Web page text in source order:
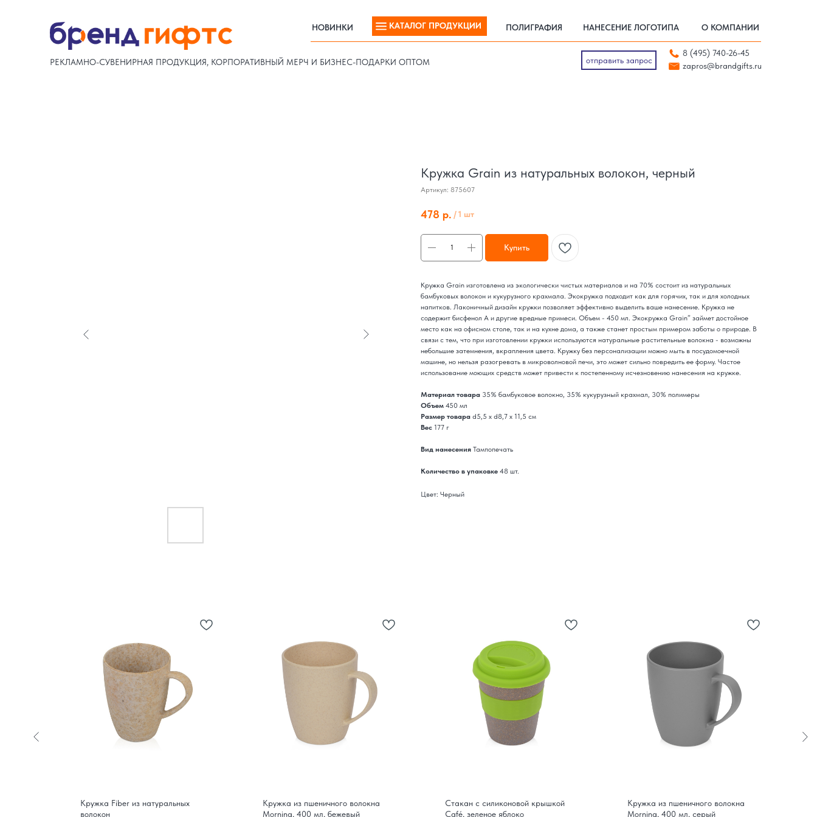
КАТАЛОГ ПРОДУКЦИИ
zapros@brandgifts.ru
отправить запрос 8 (495) 740-26-45
НАНЕСЕНИЕ ЛОГОТИПА О КОМПАНИИ
ПОЛИГРАФИЯ
zapros@brandgifts.ru
НОВИНКИ КАТАЛОГ ПРОДУКЦИИ
РЕКЛАМНО-СУВЕНИРНАЯ ПРОДУКЦИЯ, КОРПОРАТИВНЫЙ МЕРЧ И БИЗНЕС-ПОДАРКИ ОПТОМ отправить запрос
Кружка Grain из натуральных волокон, черный
Артикул: 875607
478 р. /1 шт
Купить
Кружка Grain изготовлена из экологически чистых материалов и на 70% состоит из натуральных
бамбуковых волокон и кукурузного крахмала. Экокружка подходит как для горячих, так и для холодных
напитков. Лаконичный дизайн кружки позволяет эффективно выделить ваше нанесение. Кружка не
содержит бисфенол А и другие вредные примеси. Объем - 450 мл. Экокружка Grain” займет достойное
место как на офисном столе, так и на кухне дома, а также станет простым примером заботы о природе. В
связи с тем, что при изготовлении кружки используются натуральные растительные волокна - возможны
небольшие затемнения, вкрапления цвета. Кружку без персонализации можно мыть в посудомоечной
машине, но нельзя разогревать в микроволновой печи, это может сильно повредить ее форму. Частое
использование моющих средств может привести к постепенному исчезновению нанесения на кружке.
Материал товара 35% бамбуковое волокно, 35% кукурузный крахмал, 30% полимеры
Объем 450 мл
Размер товара d5,5 х d8,7 х 11,5 см
Вес 177 г
Вид нанесения Тампопечать
Количество в упаковке 48 шт.
Цвет: Черный
Кружка Fiber из натуральных
волокон
Кружка из пшеничного волокна
Morning, 400 мл, бежевый
Стакан с силиконовой крышкой
Café, зеленое яблоко
Кружка из пшеничного волокна
Morning, 400 мл, серый